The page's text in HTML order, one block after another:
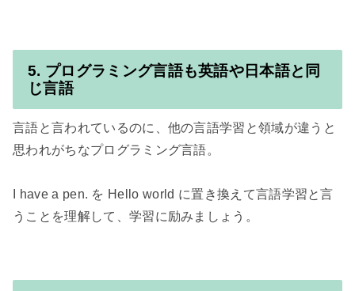
5. プログラミング言語も英語や日本語と同
じ言語
言語と言われているのに、他の言語学習と領域が違うと
思われがちなプログラミング言語。
I have a pen. を Hello world に置き換えて言語学習と言
うことを理解して、学習に励みましょう。